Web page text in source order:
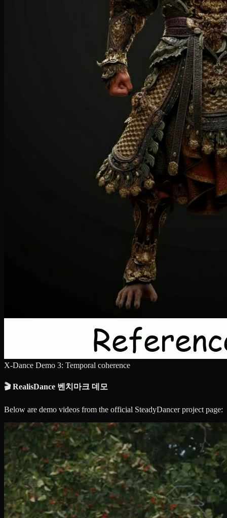
X-Dance Demo 3: Temporal coherence
🎬 RealisDance 벤치마크 데모
Below are demo videos from the official SteadyDancer project page: